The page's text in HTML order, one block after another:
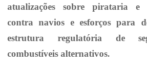
atualizações sobre pirataria e
contra navios e esforços para
estrutura regulatória de
combustíveis alternativos.